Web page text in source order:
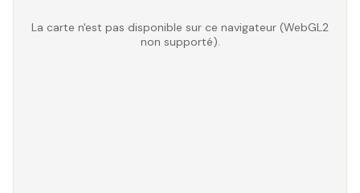
La carte n'est pas disponible sur ce navigateur (WebGL2
non supporté).